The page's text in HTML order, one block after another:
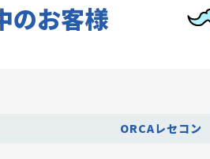
のお客様
ORCAレセコン